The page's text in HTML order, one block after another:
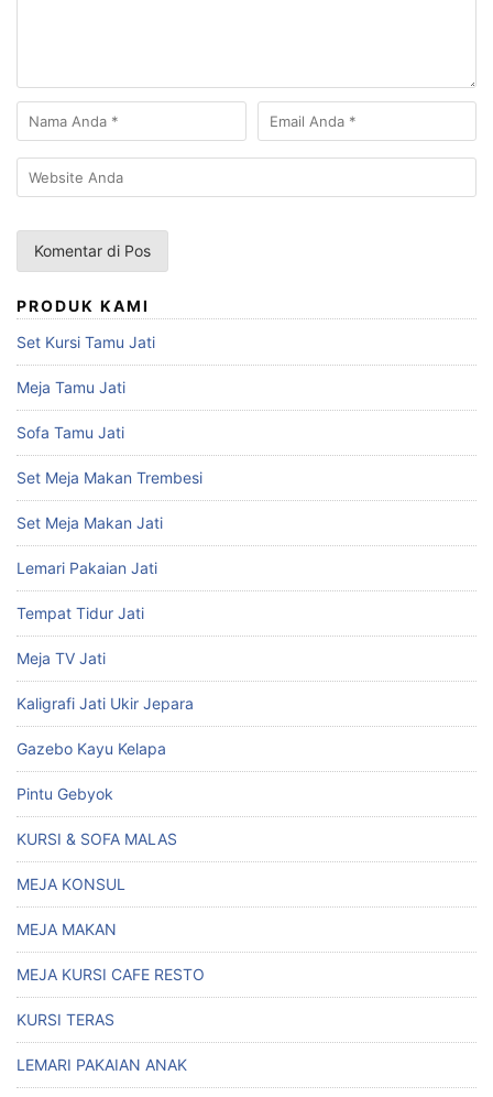
PRODUK KAMI
Set Kursi Tamu Jati
Meja Tamu Jati
Sofa Tamu Jati
Set Meja Makan Trembesi
Set Meja Makan Jati
Lemari Pakaian Jati
Tempat Tidur Jati
Meja TV Jati
Kaligrafi Jati Ukir Jepara
Gazebo Kayu Kelapa
Pintu Gebyok
KURSI & SOFA MALAS
MEJA KONSUL
MEJA MAKAN
MEJA KURSI CAFE RESTO
KURSI TERAS
LEMARI PAKAIAN ANAK